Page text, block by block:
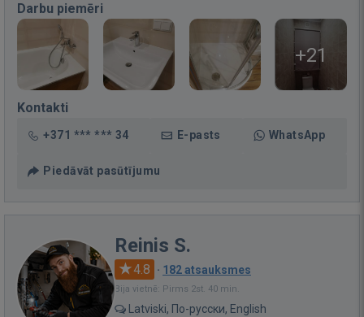
Darbu piemēri
+21
Kontakti
+371 *** *** 34 E-pasts WhatsApp
Piedāvāt pasūtījumu
Reinis S.
4.8 · 182 atsauksmes
Bija vietnē: Pirms 2st. 40 min.
Latviski, По-русски, English